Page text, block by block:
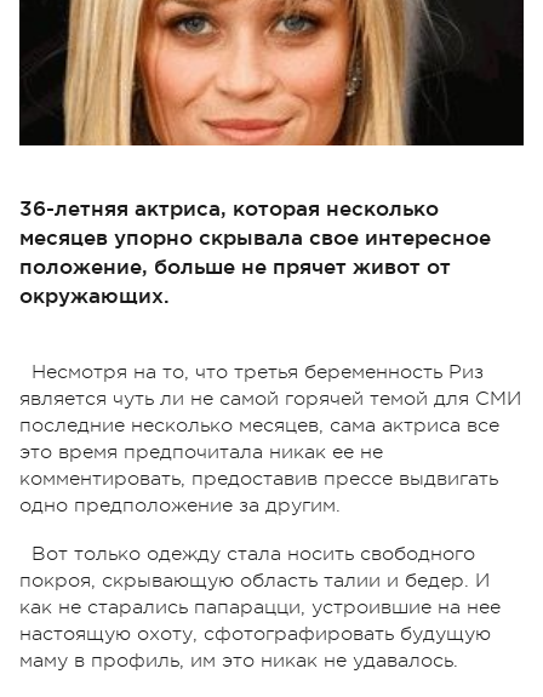
36-летняя актриса, которая несколько
месяцев упорно скрывала свое интересное
положение, больше не прячет живот от
окружающих.
Несмотря на то, что третья беременность Риз
является чуть ли не самой горячей темой для СМИ
последние несколько месяцев, сама актриса все
это время предпочитала никак ее не
комментировать, предоставив прессе выдвигать
одно предположение за другим.
Вот только одежду стала носить свободного
покроя, скрывающую область талии и бедер. И
как не старались папарацци, устроившие на нее
настоящую охоту, сфотографировать будущую
маму в профиль, им это никак не удавалось.